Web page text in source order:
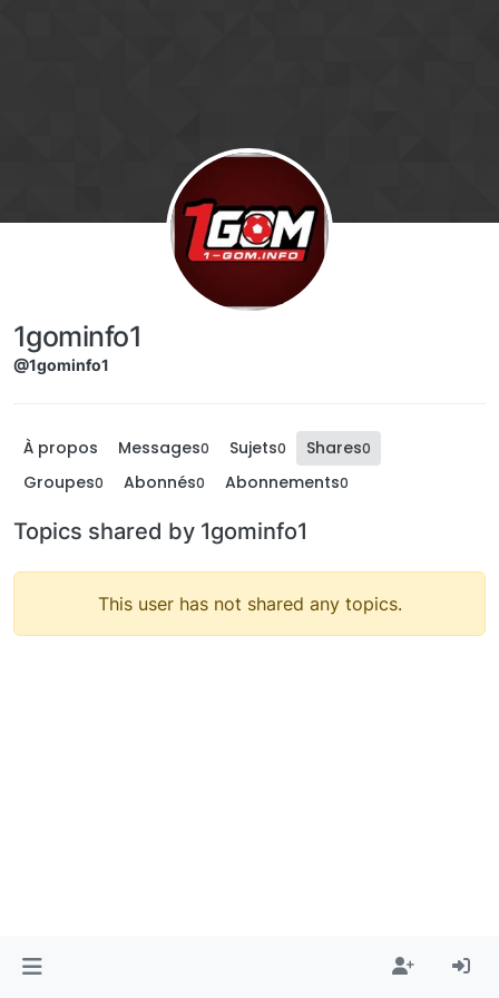
1gominfo1
@1gominfo1
À propos Messages0 Sujets0 Shares0
Groupes0 Abonnés0 Abonnements0
Topics shared by 1gominfo1
This user has not shared any topics.